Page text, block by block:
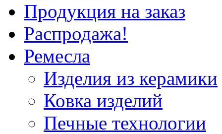
Продукция на заказ
Распродажа!
Ремесла
Изделия из керамики
Ковка изделий
Печные технологии